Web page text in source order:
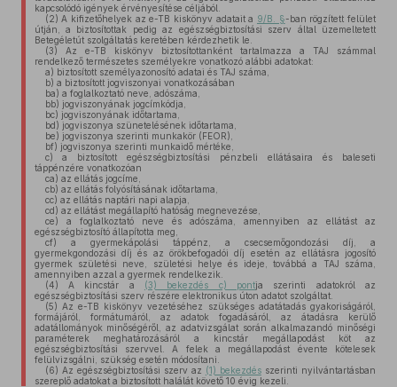
kapcsolódó igények érvényesítése céljából.
(2) A kifizetőhelyek az e-TB kiskönyv adatait a 9/B. §-ban rögzített felület
útján, a biztosítottak pedig az egészségbiztosítási szerv által üzemeltetett
Betegéletút szolgáltatás keretében kérdezhetik le.
(3) Az e-TB kiskönyv biztosítottanként tartalmazza a TAJ számmal
rendelkező természetes személyekre vonatkozó alábbi adatokat:
a) biztosított személyazonosító adatai és TAJ száma,
b) a biztosított jogviszonyai vonatkozásában
ba) a foglalkoztató neve, adószáma,
bb) jogviszonyának jogcímkódja,
bc) jogviszonyának időtartama,
bd) jogviszonya szünetelésének időtartama,
be) jogviszonya szerinti munkakör (FEOR),
bf) jogviszonya szerinti munkaidő mértéke,
c) a biztosított egészségbiztosítási pénzbeli ellátásaira és baleseti
táppénzére vonatkozóan
ca) az ellátás jogcíme,
cb) az ellátás folyósításának időtartama,
cc) az ellátás naptári napi alapja,
cd) az ellátást megállapító hatóság megnevezése,
ce) a foglalkoztató neve és adószáma, amennyiben az ellátást az
egészségbiztosító állapította meg,
cf) a gyermekápolási táppénz, a csecsemőgondozási díj, a
gyermekgondozási díj és az örökbefogadói díj esetén az ellátásra jogosító
gyermek születési neve, születési helye és ideje, továbbá a TAJ száma,
amennyiben azzal a gyermek rendelkezik.
(4) A kincstár a (3) bekezdés c) pontja szerinti adatokról az
egészségbiztosítási szerv részére elektronikus úton adatot szolgáltat.
(5) Az e-TB kiskönyv vezetéséhez szükséges adatátadás gyakoriságáról,
formájáról, formátumáról, az adatok fogadásáról, az átadásra kerülő
adatállományok minőségéről, az adatvizsgálat során alkalmazandó minőségi
paraméterek meghatározásáról a kincstár megállapodást köt az
egészségbiztosítási szervvel. A felek a megállapodást évente kötelesek
felülvizsgálni, szükség esetén módosítani.
(6) Az egészségbiztosítási szerv az (1) bekezdésszerinti nyilvántartásban
szereplő adatokat a biztosított halálát követő 10 évig kezeli.